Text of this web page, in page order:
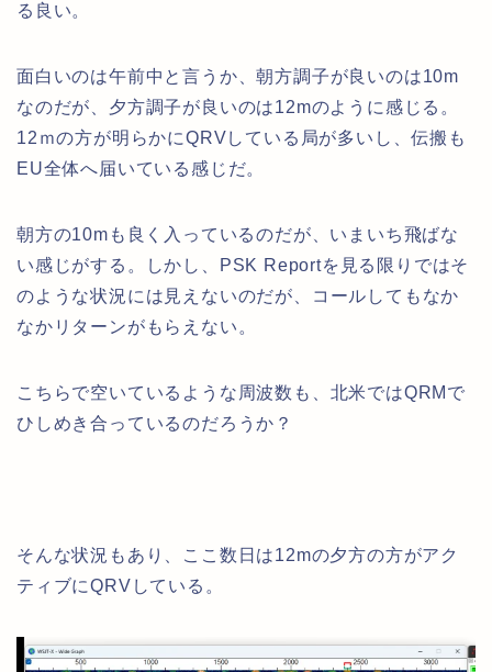
る良い。
面白いのは午前中と言うか、朝方調子が良いのは10m
なのだが、夕方調子が良いのは12mのように感じる。
12ｍの方が明らかにQRVしている局が多いし、伝搬も
EU全体へ届いている感じだ。
朝方の10mも良く入っているのだが、いまいち飛ばな
い感じがする。しかし、PSK Reportを見る限りではそ
のような状況には見えないのだが、コールしてもなか
なかリターンがもらえない。
こちらで空いているような周波数も、北米ではQRMで
ひしめき合っているのだろうか？
そんな状況もあり、ここ数日は12mの夕方の方がアク
ティブにQRVしている。